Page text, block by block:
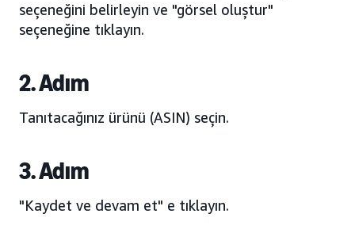
seçeneğini belirleyin ve "görsel oluştur"
seçeneğine tıklayın.
2. Adım
Tanıtacağınız ürünü (ASIN) seçin.
3. Adım
"Kaydet ve devam et" e tıklayın.